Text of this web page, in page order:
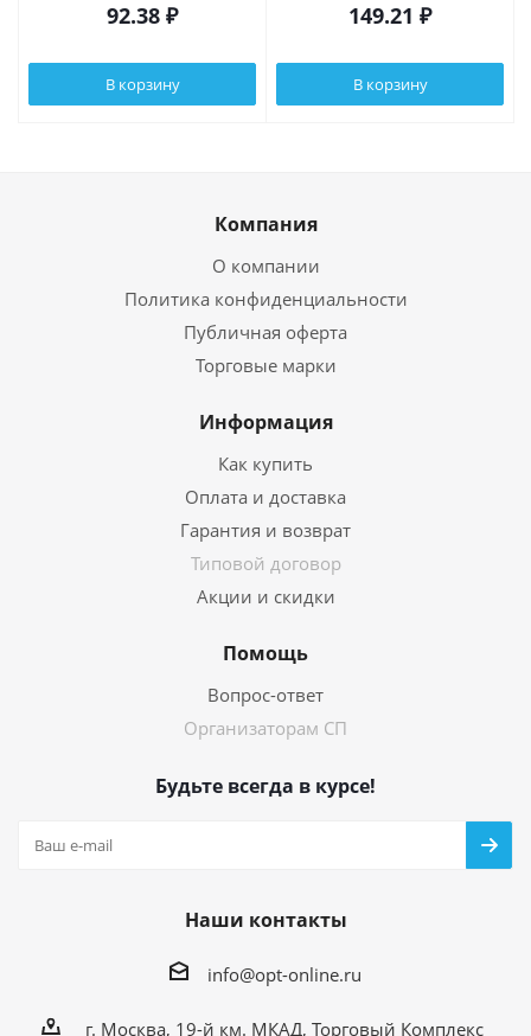
92.38 ₽
В корзину
149.21 ₽
В корзину
Компания
О компании
Политика конфиденциальности
Публичная оферта
Торговые марки
Информация
Как купить
Оплата и доставка
Гарантия и возврат
Типовой договор
Акции и скидки
Помощь
Вопрос-ответ
Организаторам СП
Будьте всегда в курсе!
Наши контакты
info@opt-online.ru
г. Москва, 19-й км. МКАД, Торговый Комплекс